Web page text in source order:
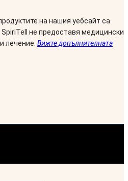
на нашия уебсайт са
не предоставя медицински
лечение. Вижте допълнителната